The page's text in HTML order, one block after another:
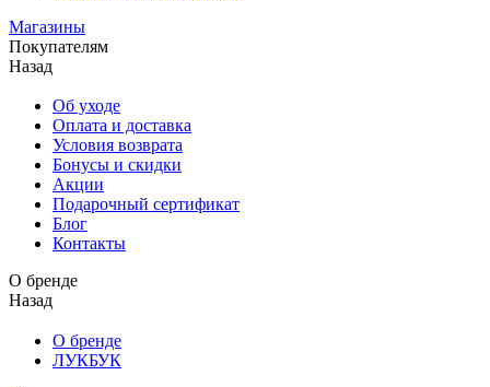
Магазины
Покупателям
Назад
Об уходе
Оплата и доставка
Условия возврата
Бонусы и скидки
Акции
Подарочный сертификат
Блог
Контакты
О бренде
Назад
О бренде
ЛУКБУК